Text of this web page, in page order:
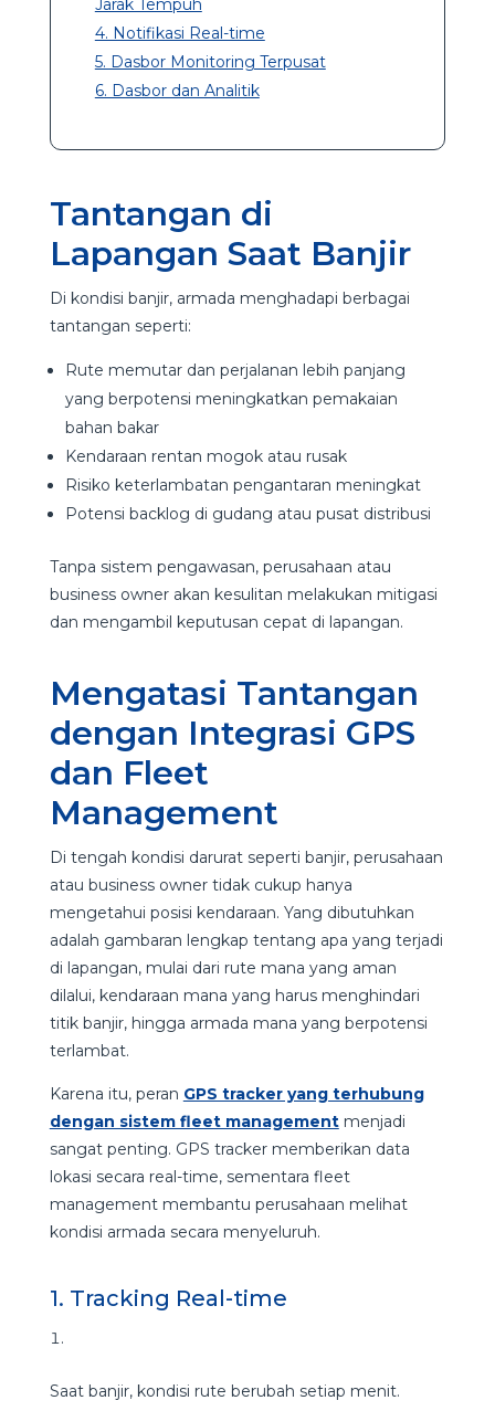
4. Notifikasi Real-time
5. Dasbor Monitoring Terpusat
6. Dasbor dan Analitik
Tantangan di
Lapangan Saat Banjir
Di kondisi banjir, armada menghadapi berbagai
tantangan seperti:
Rute memutar dan perjalanan lebih panjang
yang berpotensi meningkatkan pemakaian
bahan bakar
Kendaraan rentan mogok atau rusak
Risiko keterlambatan pengantaran meningkat
Potensi backlog di gudang atau pusat distribusi
Tanpa sistem pengawasan, perusahaan atau
business owner akan kesulitan melakukan mitigasi
dan mengambil keputusan cepat di lapangan.
Mengatasi Tantangan
dengan Integrasi GPS
dan Fleet
Management
Di tengah kondisi darurat seperti banjir, perusahaan
atau business owner tidak cukup hanya
mengetahui posisi kendaraan. Yang dibutuhkan
adalah gambaran lengkap tentang apa yang terjadi
di lapangan, mulai dari rute mana yang aman
dilalui, kendaraan mana yang harus menghindari
titik banjir, hingga armada mana yang berpotensi
terlambat.
Karena itu, peran GPS tracker yang terhubung
dengan sistem fleet managementmenjadi
sangat penting. GPS tracker memberikan data
lokasi secara real-time, sementara fleet
management membantu perusahaan melihat
kondisi armada secara menyeluruh.
1. Tracking Real-time
Saat banjir, kondisi rute berubah setiap menit.